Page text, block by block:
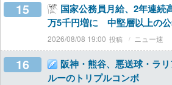
15
国家公務員月給、2年連
万5千円増に 中堅層以上の
2026/08/08 19:00 ニュー速
16
阪神・熊谷、悪送球・ラ
ルーのトリプルコンボ